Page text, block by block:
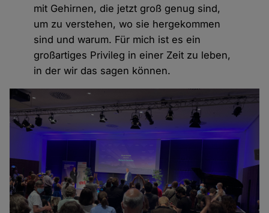
mit Gehirnen, die jetzt groß genug sind,
um zu verstehen, wo sie hergekommen
sind und warum. Für mich ist es ein
großartiges Privileg in einer Zeit zu leben,
in der wir das sagen können.